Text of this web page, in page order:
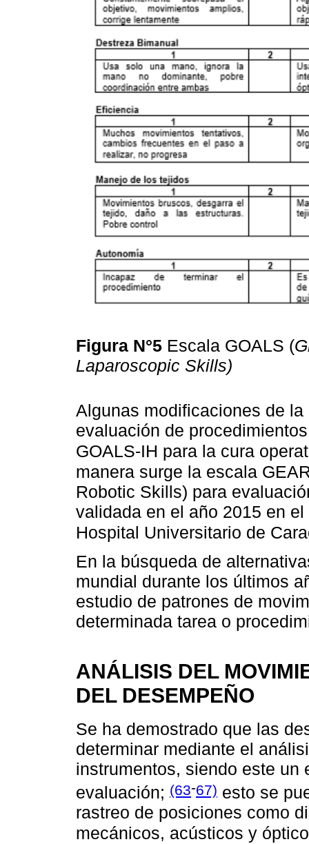
Figura N°5 Escala GOALS (
Laparoscopic Skills)
Algunas modificaciones de
evaluación de
GOALS-IH para la cura
manera surge la escala
Robotic Skills) para
validada en el año 2015 en
Hospital Universitario de
En la búsqueda de
mundial durante los últimos
estudio de patrones de
determinada tarea o
ANÁLISIS DEL
DEL DESEMPEÑO
Se ha demostrado que las
determinar mediante el
instrumentos, siendo este un
evaluación; (63-67) esto se
rastreo de posiciones como
mecánicos, acústicos y